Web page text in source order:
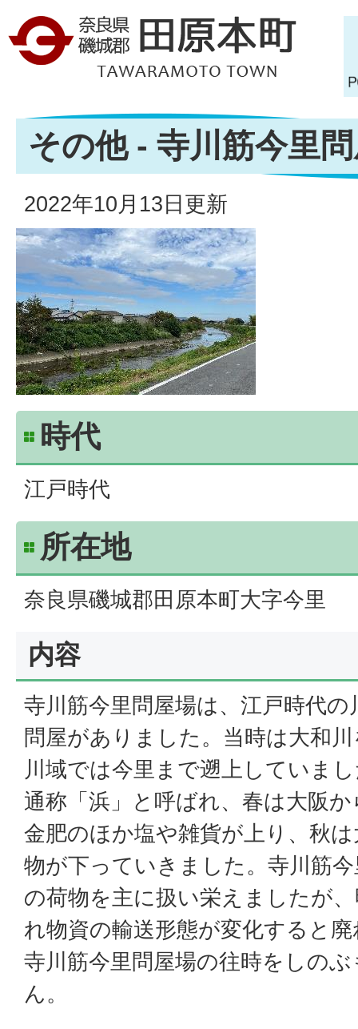
その他 - 寺川筋今里
2022年10月13日更新
時代
江戸時代
所在地
奈良県磯城郡田原本町大字今里
内容
寺川筋今里問屋場は、江戸時代
問屋がありました。当時は大和
川域では今里まで遡上していま
通称「浜」と呼ばれ、春は大阪
金肥のほか塩や雑貨が上り、秋
物が下っていきました。寺川筋
の荷物を主に扱い栄えましたが
れ物資の輸送形態が変化すると
寺川筋今里問屋場の往時をしの
ん。